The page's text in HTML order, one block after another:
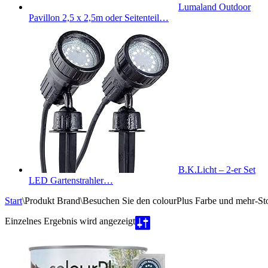
Lumaland Outdoor
Pavillon 2,5 x 2,5m oder Seitenteil…
B.K.Licht – 2-er Set
LED Gartenstrahler…
Start\Produkt Brand\Besuchen Sie den colourPlus Farbe und mehr-
Einzelnes Ergebnis wird angezeigt